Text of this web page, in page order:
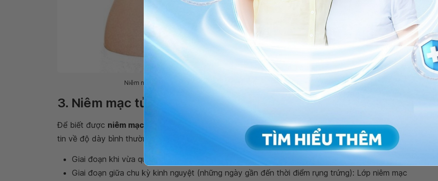
Niêm mạc tử cung quá dày hay quá mỏng đều ảnh hưởng đến khả năng mang thai
3. Niêm mạc tử cung dày bao nhiêu thì có thai?
Để biết được niêm mạc tử cung dày bao nhiêu thì có thai, chị em hãy đối chiếu với những thông
tin về độ dày bình thường của niêm mạc tử cung ở người phụ nữ:
Giai đoạn khi vừa qua kỳ hành kinh: Niêm mạc tử cung dày trong khoảng từ 3 - 4 mm.
Giai đoạn giữa chu kỳ kinh nguyệt (những ngày gần đến thời điểm rụng trứng): Lớp niêm mạc